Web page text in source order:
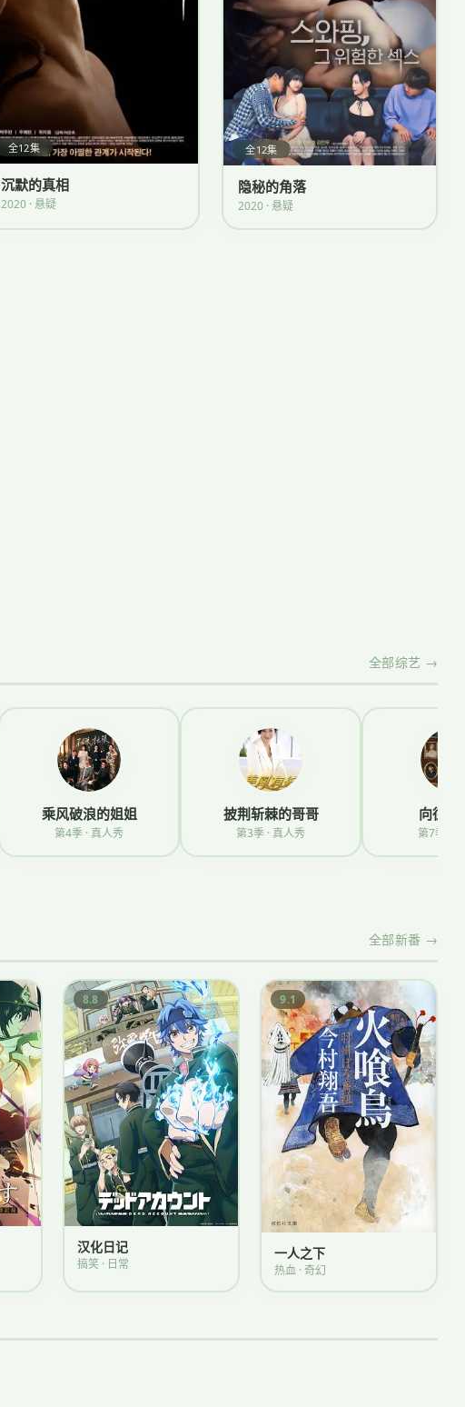
全12集
沉默的真相
2020 · 悬疑
全12集
隐秘的角落
2020 · 悬疑
全部综艺 →
乘风破浪的姐姐
第4季 · 真人秀
披荆斩棘的哥哥
第3季 · 真人秀
向往的
第7季 ·
全部新番 →
8.8
汉化日记
搞笑 · 日常
9.1
一人之下
热血 · 奇幻